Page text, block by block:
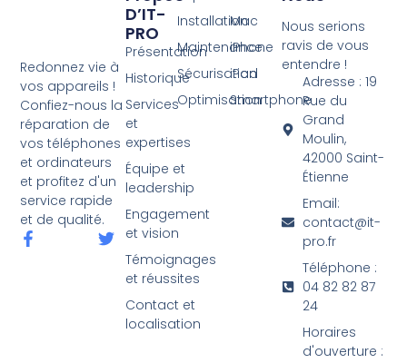
Redonnez vie à
vos appareils !
Confiez-nous la
réparation de
vos téléphones
et ordinateurs
et profitez d'un
service rapide
et de qualité.
Mac
iPhone
iPad
Smartphone
Installation
Maintenance
Sécurisation
Optimisation
D’IT-
PRO
Présentation
Historique
Services
et
expertises
Équipe et
leadership
Engagement
et vision
Témoignages
et réussites
Contact et
localisation
Nous serions
ravis de vous
entendre !
Adresse : 19
Rue du
Grand
Moulin,
42000 Saint-
Étienne
Email:
contact@it-
pro.fr
Téléphone :
04 82 82 87
24
Horaires
d'ouverture :